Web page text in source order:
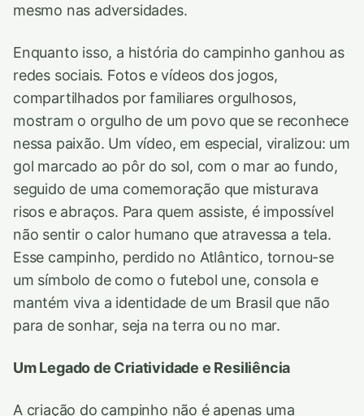
mesmo nas adversidades.
Enquanto isso, a história do campinho ganhou as
redes sociais. Fotos e vídeos dos jogos,
compartilhados por familiares orgulhosos,
mostram o orgulho de um povo que se reconhece
nessa paixão. Um vídeo, em especial, viralizou: um
gol marcado ao pôr do sol, com o mar ao fundo,
seguido de uma comemoração que misturava
risos e abraços. Para quem assiste, é impossível
não sentir o calor humano que atravessa a tela.
Esse campinho, perdido no Atlântico, tornou-se
um símbolo de como o futebol une, consola e
mantém viva a identidade de um Brasil que não
para de sonhar, seja na terra ou no mar.
Um Legado de Criatividade e Resiliência
A criação do campinho não é apenas uma